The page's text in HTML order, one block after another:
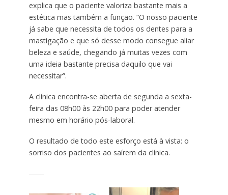
explica que o paciente valoriza bastante mais a
estética mas também a função. “O nosso paciente
já sabe que necessita de todos os dentes para a
mastigação e que só desse modo consegue aliar
beleza e saúde, chegando já muitas vezes com
uma ideia bastante precisa daquilo que vai
necessitar”.
A clínica encontra-se aberta de segunda a sexta-
feira das 08h00 às 22h00 para poder atender
mesmo em horário pós-laboral.
O resultado de todo este esforço está à vista: o
sorriso dos pacientes ao saírem da clínica.